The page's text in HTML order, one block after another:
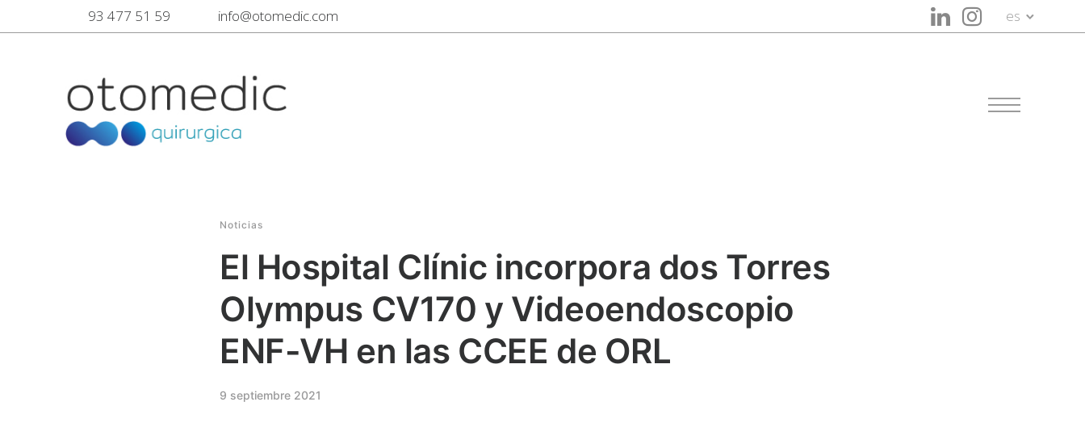
93 477 51 59 info@otomedic.com es
Noticias
El Hospital Clínic incorpora dos Torres
Olympus CV170 y Videoendoscopio
ENF-VH en las CCEE de ORL
9 septiembre 2021